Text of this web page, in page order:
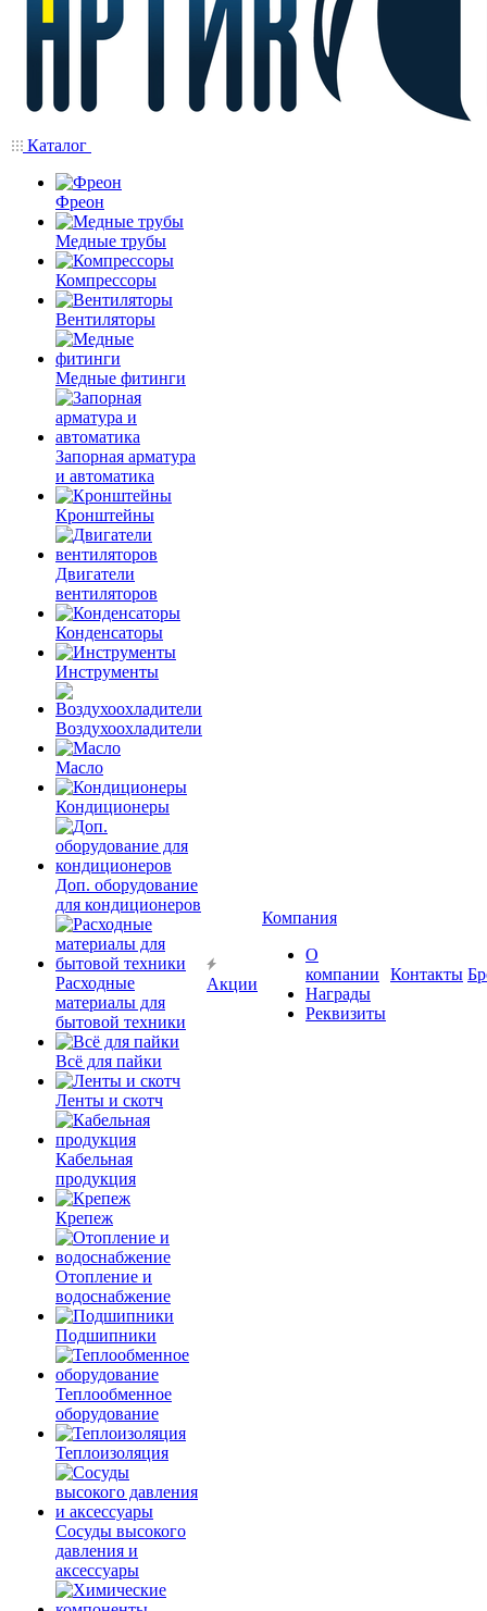
Каталог
Фреон
Медные трубы
Компрессоры
Вентиляторы
Медные фитинги
Запорная арматура
и автоматика
Кронштейны
Двигатели
вентиляторов
Конденсаторы
Инструменты
Воздухоохладители
Масло
Кондиционеры
Доп. оборудование
для кондиционеров
Расходные
материалы для
бытовой техники
Всё для пайки
Ленты и скотч
Кабельная
продукция
Крепеж
Отопление и
водоснабжение
Подшипники
Теплообменное
оборудование
Теплоизоляция
Сосуды высокого
давления и
аксессуары
Акции
Компания
О
компании
Награды
Реквизиты
Контакты